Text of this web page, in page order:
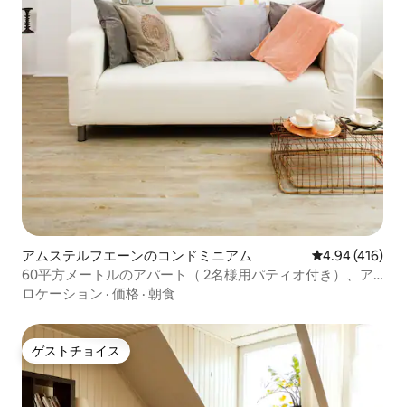
アムステルフエーンのコンドミニアム レビュー416
4.94 (416)
60平方メートルのアパート（ 2名様用パティオ付き）、ア
ムステルダム国境
ロケーション · 価格 · 朝食
ゲストチョイス
ゲストチョイス